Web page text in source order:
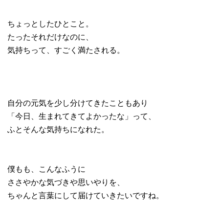
ちょっとしたひとこと。
たったそれだけなのに、
気持ちって、すごく満たされる。
自分の元気を少し分けてきたこともあり
「今日、生まれてきてよかったな」って、
ふとそんな気持ちになれた。
僕もも、こんなふうに
ささやかな気づきや思いやりを、
ちゃんと言葉にして届けていきたいですね。